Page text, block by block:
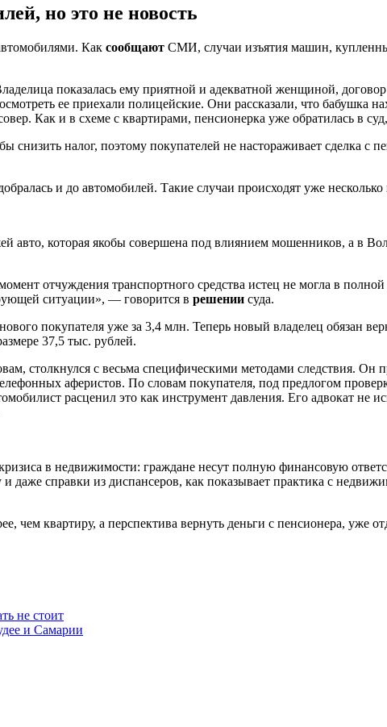
но это не новость
Как сообщают СМИ, случаи изъятия машин,
показалась ему приятной и адекватной женщиной,
ее приехали полицейские. Они рассказали, что бабушка
Как и в схеме с квартирами, пенсионерка уже обратилась в
налог, поэтому покупателей не настораживает сделка с
и до автомобилей. Такие случаи происходят уже несколько
авто, которая якобы совершена под влиянием мошенников, а в
отчуждения транспортного средства истец не могла в полной
ситуации», — говорится в решении суда.
покупателя уже за 3,4 млн. Теперь новый владелец обязан
37,5 тыс. рублей.
столкнулся с весьма специфическими методами следствия.
аферистов. По словам покупателя, под предлогом
расценил это как инструмент давления. Его адвокат не
в недвижимости: граждане несут полную финансовую
справки из диспансеров, как показывает практика с
чем квартиру, а перспектива вернуть деньги с пенсионера, уже
не стоит
и Самарии